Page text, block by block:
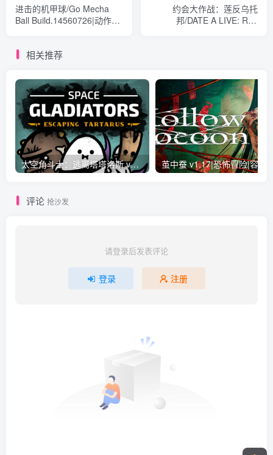
进击的机甲球/Go Mecha
Ball Build.14560726|动作冒
约会大作战：莲反乌托
邦/DATE A LIVE: Ren
相关推荐
太空角斗士：逃离塔塔洛斯 v1.0.0|动作冒险|容量320MB|免安装绿色中文版
评论 抢沙发
请登录后发表评论
登录 注册